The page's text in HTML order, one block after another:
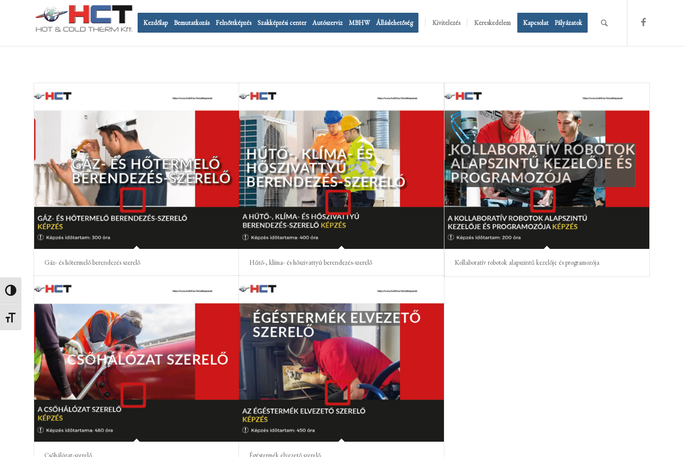
Nagy kontraszt váltása
Betűméret váltása
Kezdőlap Bemutatkozás Felnőttképzés Szakképzési center Autószerviz MBHW Álláslehetőség Kivitelezés Kereskedelem Kapcsolat Pályázatok
Gáz- és hőtermelő berendezés szerelő Hűtő-, klíma- és hőszivattyú berendezés-szerelő Kollaboratív robotok alapszintű kezelője és programozója
Csőhálózat-szerelő Égéstermék elvezető szerelő